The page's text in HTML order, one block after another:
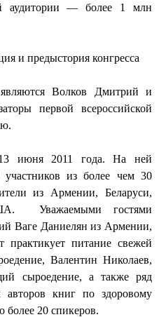
аудитории — более 1 млн
и предыстория конгресса
Волков Дмитрий и
первой всероссийской
июня 2011 года. На ней
участников из более чем 30
из Армении, Беларуси,
Уважаемыми гостями
Ваге Даниелян из Армении,
питание свежей
Валентин Николаев,
сыроедение, а также ряд
авторов книг по здоровому
более 20 спикеров.